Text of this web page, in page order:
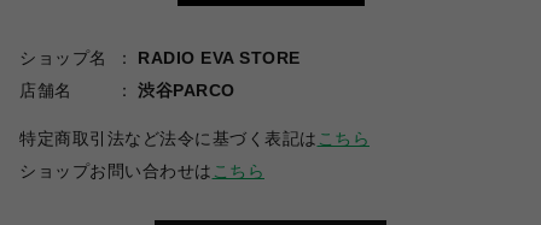
ショップ名
RADIO EVA STORE
店舗名
渋谷PARCO
特定商取引法など法令に基づく表記は こちら
ショップお問い合わせは こちら